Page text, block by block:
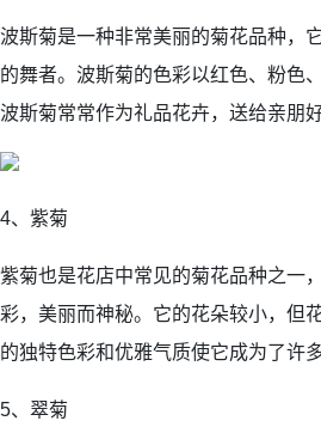
波斯菊是一种非常美丽的菊花品种，
的舞者。波斯菊的色彩以红色、粉色
波斯菊常常作为礼品花卉，送给亲朋
4、紫菊
紫菊也是花店中常见的菊花品种之一
彩，美丽而神秘。它的花朵较小，但
的独特色彩和优雅气质使它成为了许
5、翠菊